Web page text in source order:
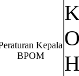
Kepala
BPOM